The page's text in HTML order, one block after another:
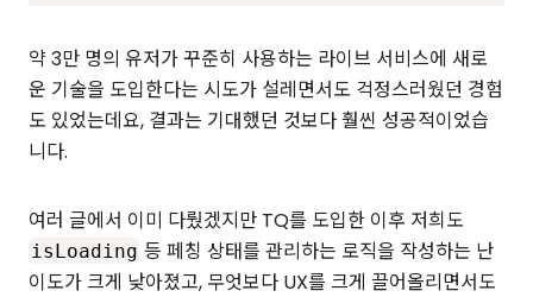
약 3만 명의 유저가 꾸준히 사용하는 라이브 서비스에 새로
운 기술을 도입한다는 시도가 설레면서도 걱정스러웠던 경험
도 있었는데요, 결과는 기대했던 것보다 훨씬 성공적이었습
니다.
여러 글에서 이미 다뤘겠지만 TQ를 도입한 이후 저희도
isLoading 등 페칭 상태를 관리하는 로직을 작성하는 난
이도가 크게 낮아졌고, 무엇보다 UX를 크게 끌어올리면서도